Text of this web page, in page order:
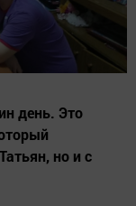
день. Это
но и с